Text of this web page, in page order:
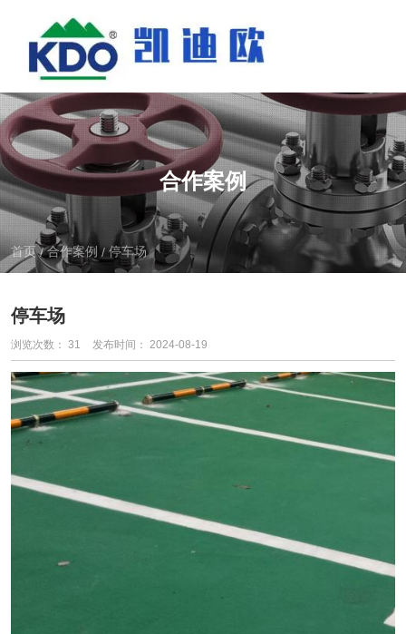
合作案例
首页/合作案例 /停车场
停车场
浏览次数： 31 发布时间： 2024-08-19